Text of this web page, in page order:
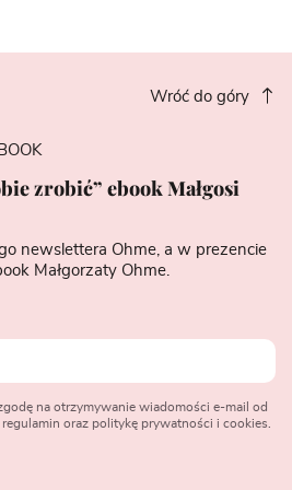
Wróć do góry
zrobić” ebook Małgosi
newslettera Ohme, a w prezencie
Małgorzaty Ohme.
na otrzymywanie wiadomości e-mail od
oraz politykę prywatności i cookies.